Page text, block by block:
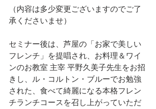
（内容は多少変更ございますのでご了
承くださいませ）
セミナー後は、芦屋の「お家で美しい
フレンチ」を提唱され、お料理＆ワイ
ンのお教室 主宰 平野久美子先生をお招
きし、ル・コルトン・ブルーでお勉強
された、食べて綺麗になる本格フレン
チランチコースを召し上がっていただ